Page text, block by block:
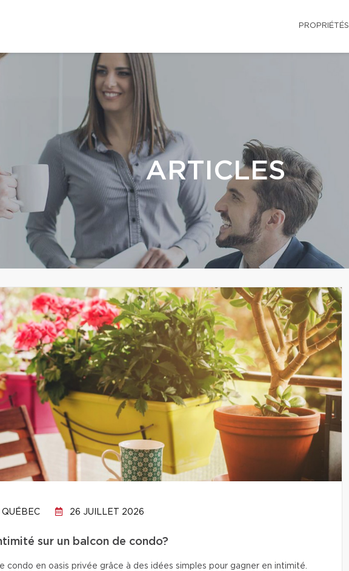
PROPRIÉTÉS
ARTICLES
26 JUILLET 2026
sur un balcon de condo?
condo en oasis privée grâce à des idées simples pour gagner en intimité.